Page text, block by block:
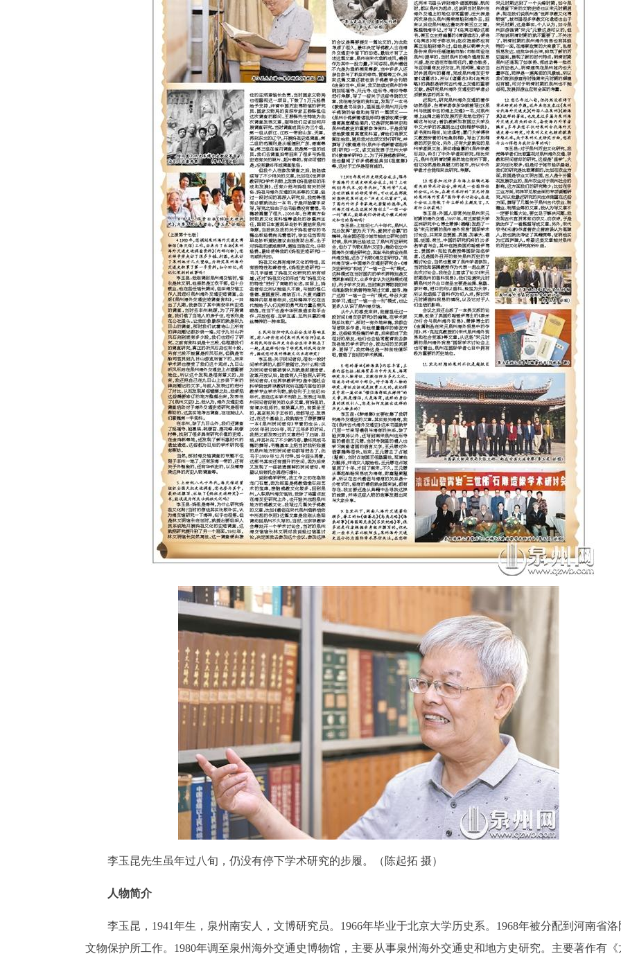
李玉昆先生虽年过八旬，仍没有停下学术研究的步履。（陈起拓 摄）
人物简介
李玉昆，1941年生，泉州南安人，文博研究员。1966年毕业于北京大学历史系。1968年被分配到河南省
文物保护所工作。1980年调至泉州海外交通史博物馆，主要从事泉州海外交通史和地方史研究。主要著作有《